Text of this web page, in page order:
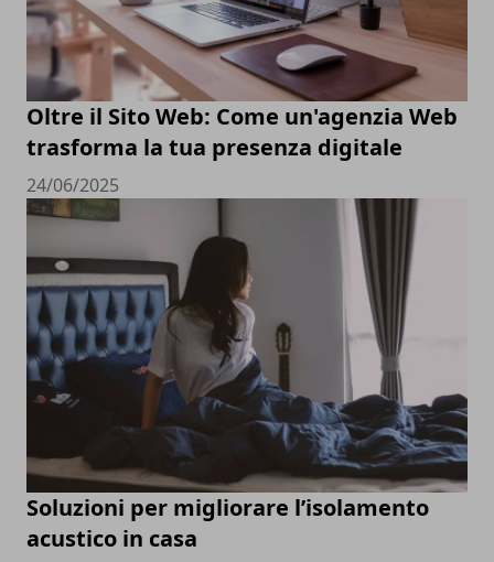
Oltre il Sito Web: Come un'agenzia Web
trasforma la tua presenza digitale
24/06/2025
Soluzioni per migliorare l’isolamento
acustico in casa